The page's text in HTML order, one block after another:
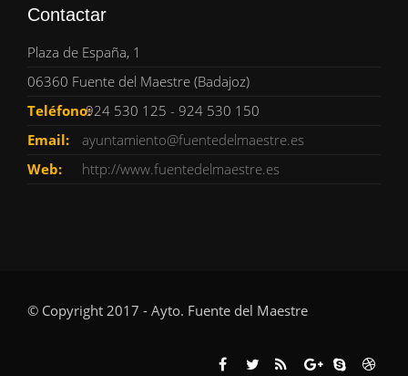
Contactar
Plaza de España, 1
06360 Fuente del Maestre (Badajoz)
Teléfono:924 530 125 - 924 530 150
Email:
ayuntamiento@fuentedelmaestre.es
Web:
http://www.fuentedelmaestre.es
© Copyright 2017 - Ayto. Fuente del Maestre